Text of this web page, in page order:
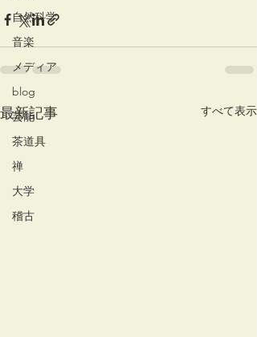
自然科学
音楽
メディア
blog
芸能
茶道具
禅
大学
稽古
最新記事 すべて表示